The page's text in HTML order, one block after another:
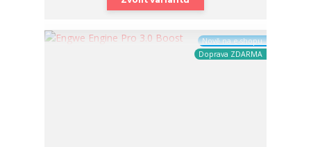
Nově na e-shopu
Doprava ZDARMA